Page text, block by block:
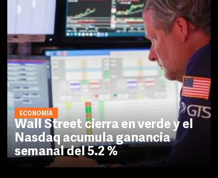
ECONOMÍA
Wall Street cierra en verde y el
Nasdaq acumula ganancia
semanal del 5.2 %